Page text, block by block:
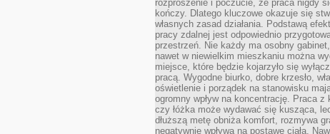
rozproszenie i poczucie, że praca nigdy
kończy. Dlatego kluczowe okazuje się
własnych zasad działania. Podstawą
pracy zdalnej jest odpowiednio
przestrzeń. Nie każdy ma osobny
nawet w niewielkim mieszkaniu można
miejsce, które będzie kojarzyło się
pracą. Wygodne biurko, dobre krzesło,
oświetlenie i porządek na stanowisku
ogromny wpływ na koncentrację. Praca z
czy łóżka może wydawać się kusząca,
dłuższą metę obniża komfort, rozmywa
negatywnie wpływa na postawę ciała.